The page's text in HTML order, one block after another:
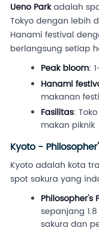
Ueno Parkadalah
Tokyo dengan lebih
Hanami festival
berlangsung setiap
Peak bloom:
Hanami
makanan
Fasilitas:
makan piknik
Kyoto -
Kyoto adalah kota
spot sakura yang
Philosopher's
sepanjang
sakura dan